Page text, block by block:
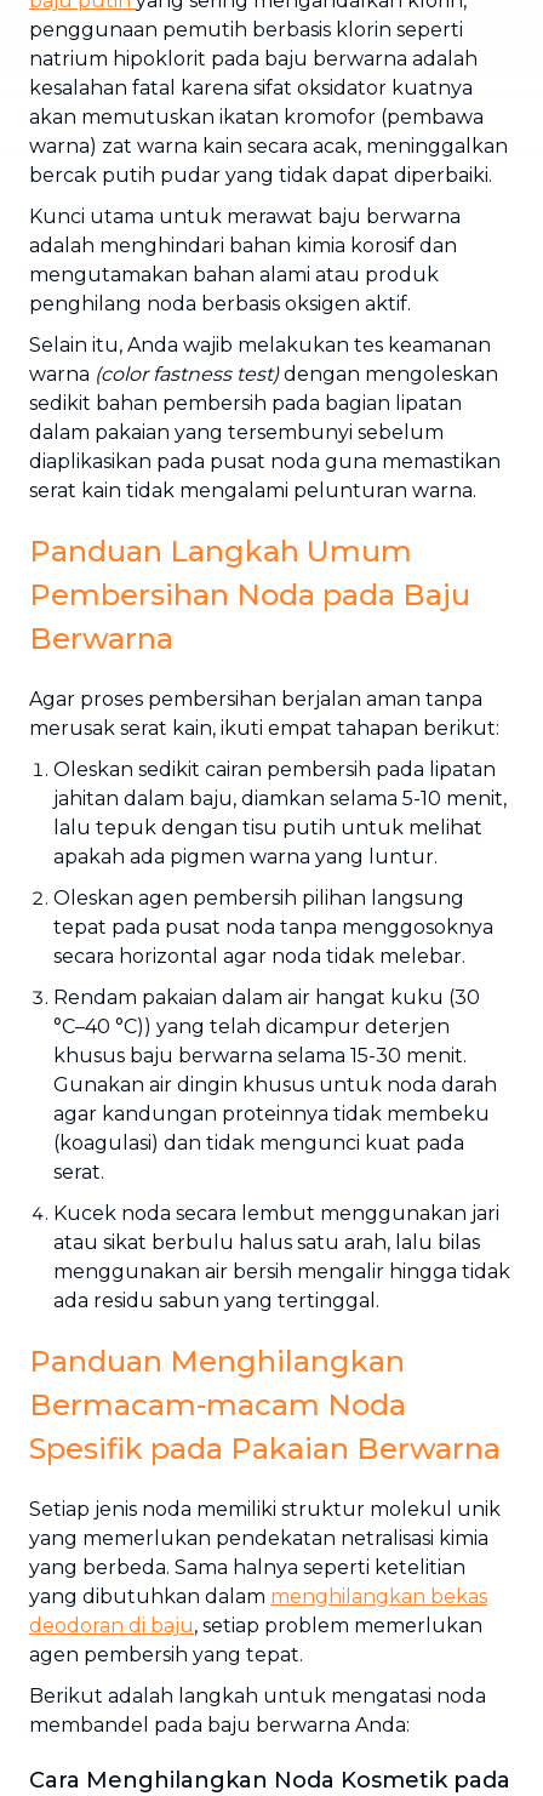
penggunaan pemutih berbasis klorin seperti
natrium hipoklorit pada baju berwarna adalah
kesalahan fatal karena sifat oksidator kuatnya
akan memutuskan ikatan kromofor (pembawa
warna) zat warna kain secara acak, meninggalkan
bercak putih pudar yang tidak dapat diperbaiki.
Kunci utama untuk merawat baju berwarna
adalah menghindari bahan kimia korosif dan
mengutamakan bahan alami atau produk
penghilang noda berbasis oksigen aktif.
Selain itu, Anda wajib melakukan tes keamanan
warna (color fastness test)dengan mengoleskan
sedikit bahan pembersih pada bagian lipatan
dalam pakaian yang tersembunyi sebelum
diaplikasikan pada pusat noda guna memastikan
serat kain tidak mengalami pelunturan warna.
Panduan Langkah Umum
Pembersihan Noda pada Baju
Berwarna
Agar proses pembersihan berjalan aman tanpa
merusak serat kain, ikuti empat tahapan berikut:
Oleskan sedikit cairan pembersih pada lipatan
jahitan dalam baju, diamkan selama 5-10 menit,
lalu tepuk dengan tisu putih untuk melihat
apakah ada pigmen warna yang luntur.
Oleskan agen pembersih pilihan langsung
tepat pada pusat noda tanpa menggosoknya
secara horizontal agar noda tidak melebar.
Rendam pakaian dalam air hangat kuku (30
°C–40 °C)) yang telah dicampur deterjen
khusus baju berwarna selama 15-30 menit.
Gunakan air dingin khusus untuk noda darah
agar kandungan proteinnya tidak membeku
(koagulasi) dan tidak mengunci kuat pada
serat.
Kucek noda secara lembut menggunakan jari
atau sikat berbulu halus satu arah, lalu bilas
menggunakan air bersih mengalir hingga tidak
ada residu sabun yang tertinggal.
Panduan Menghilangkan
Bermacam-macam Noda
Spesifik pada Pakaian Berwarna
Setiap jenis noda memiliki struktur molekul unik
yang memerlukan pendekatan netralisasi kimia
yang berbeda. Sama halnya seperti ketelitian
yang dibutuhkan dalam menghilangkan bekas
deodoran di baju, setiap problem memerlukan
agen pembersih yang tepat.
Berikut adalah langkah untuk mengatasi noda
membandel pada baju berwarna Anda:
Cara Menghilangkan Noda Kosmetik pada